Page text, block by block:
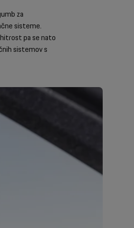
za
sisteme.
pa se nato
sistemov s